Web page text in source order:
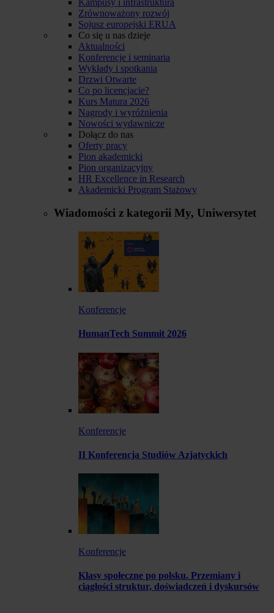
Zrównoważony rozwój
Sojusz europejski ERUA
Co się u nas dzieje
Aktualności
Konferencje i seminaria
Wykłady i spotkania
Drzwi Otwarte
Co po licencjacie?
Kurs Matura 2026
Nagrody i wyróżnienia
Nowości wydawnicze
Dołącz do nas
Oferty pracy
Pion akademicki
Pion organizacyjny
HR Excellence in Research
Akademicki Program Stażowy
Wiadomości z kategorii My, Uniwersytet
Konferencje
HumanTech Summit 2026
Konferencje
II Konferencja Studiów Azjatyckich
Konferencje
Klasy społeczne po polsku. Przemiany i
ciągłości struktur, doświadczeń i dyskursów